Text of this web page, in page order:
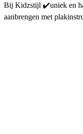
Bij Kidzstijl ✔️uniek en
aanbrengen met